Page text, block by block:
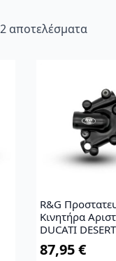
αποτελέσματα
R&G
Κινητήρα
DUCATI
87,95€